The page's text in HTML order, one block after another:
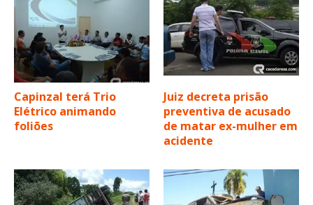
Capinzal terá Trio
Elétrico animando
foliões
Juiz decreta prisão
preventiva de acusado
de matar ex-mulher em
acidente